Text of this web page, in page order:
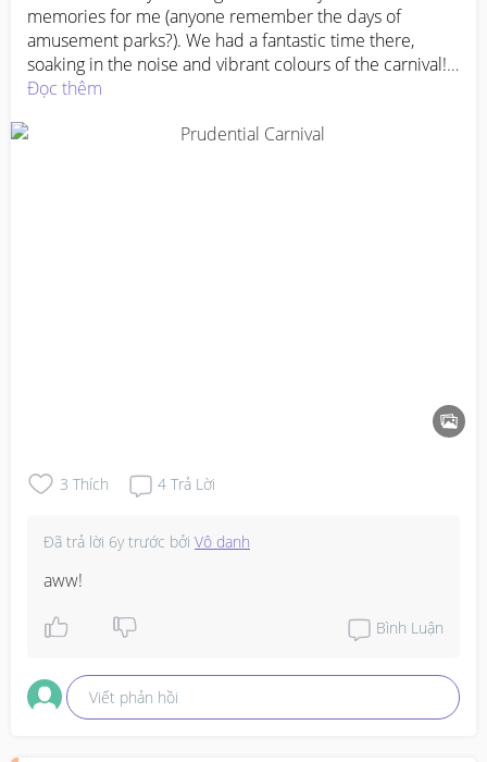
memories for me (anyone remember the days of
amusement parks?). We had a fantastic time there,
soaking in the noise and vibrant colours of the carnival!
The Prudential Marina Bay Carnival runs is happening
#PMBC2018
Đọc thêm
3 Thích 4 Trả Lời
Đã trả lời 6y trước bởi Vô danh
aww!
Bình Luận
Viết phản hồi